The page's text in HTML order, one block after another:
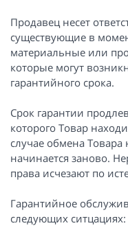
Продавец несет
существующие в
материальные или
которые могут
гарантийного срока.
Срок гарантии
которого Товар
случае обмена
начинается заново.
права исчезают по
Гарантийное
следующих ситцациях: